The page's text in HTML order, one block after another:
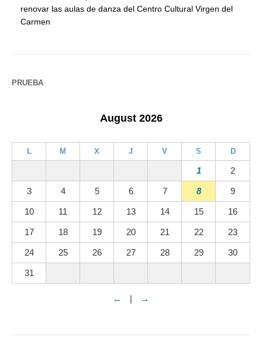
renovar las aulas de danza del Centro Cultural Virgen del
Carmen
PRUEBA
August 2026
L M X J V S D
1 2
3 4 5 6 7 8 9
10 11 12 13 14 15 16
17 18 19 20 21 22 23
24 25 26 27 28 29 30
31
← | →